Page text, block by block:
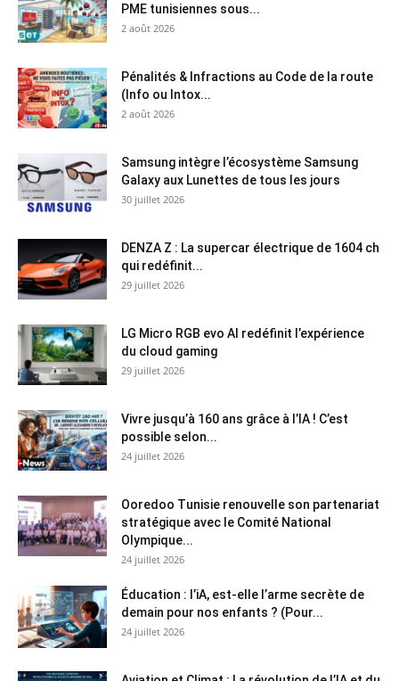
PME tunisiennes sous...
2 août 2026
Pénalités & Infractions au Code de la route
(Info ou Intox...
2 août 2026
Samsung intègre l’écosystème Samsung
Galaxy aux Lunettes de tous les jours
30 juillet 2026
DENZA Z : La supercar électrique de 1604 ch
qui redéfinit...
29 juillet 2026
LG Micro RGB evo AI redéfinit l’expérience
du cloud gaming
29 juillet 2026
Vivre jusqu’à 160 ans grâce à l’IA ! C’est
possible selon...
24 juillet 2026
Ooredoo Tunisie renouvelle son partenariat
stratégique avec le Comité National
Olympique...
24 juillet 2026
Éducation : l’iA, est-elle l’arme secrète de
demain pour nos enfants ? (Pour...
24 juillet 2026